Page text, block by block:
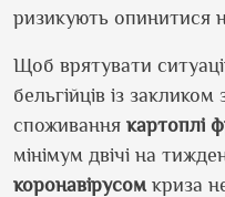
ризикують опинитися
Щоб врятувати
бельгійців із
споживання картоплі
мінімум двічі на
коронавірусом криза